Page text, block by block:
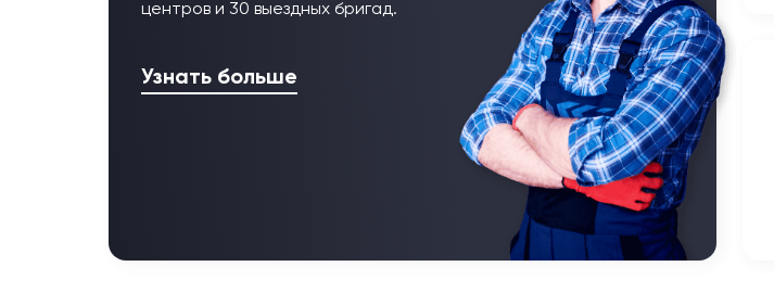
центров и 30 выездных бригад.
Узнать больше